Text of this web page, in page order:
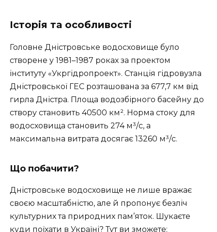
Історія та особливості
Головне Дністровське водосховище було
створене у 1981–1987 роках за проектом
інституту «Укргідропроект». Станція гідровузла
Дністровської ГЕС розташована за 677,7 км від
гирла Дністра. Площа водозбірного басейну до
створу становить 40500 км². Норма стоку для
водосховища становить 274 м³/с, а
максимальна витрата досягає 13260 м³/с.
Що побачити?
Дністровське водосховище не лише вражає
своєю масштабністю, але й пропонує безліч
культурних та природних пам’яток. Шукаєте
куди поїхати в Україні? Тут ви зможете: